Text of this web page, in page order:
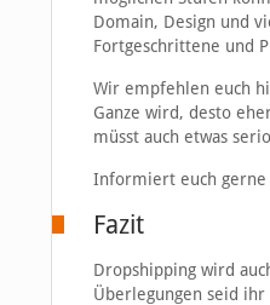
Domain, Design und
Fortgeschrittene und
Wir empfehlen euch
Ganze wird, desto
müsst auch etwas
Informiert euch gerne
Fazit
Dropshipping wird
Überlegungen seid ihr